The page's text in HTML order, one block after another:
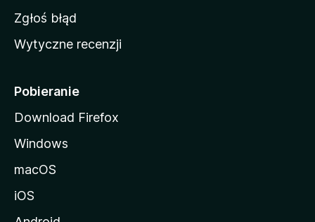
z
l
i
Zgłoś błąd
Wytyczne recenzji
Pobieranie
Download Firefox
Windows
macOS
iOS